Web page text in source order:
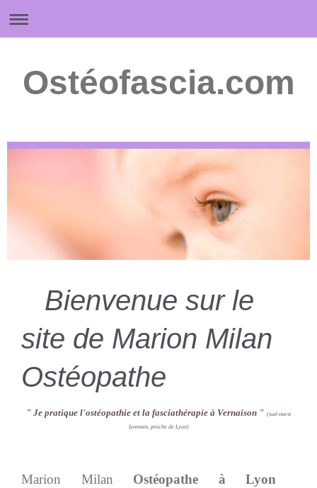
Ostéofascia.com
Bienvenue sur le
site de Marion Milan
Ostéopathe
" Je pratique l'ostéopathie et la fasciathérapie à Vernaison " (sud-ouest
lyonnais, proche de Lyon)
Marion Milan Ostéopathe à Lyon